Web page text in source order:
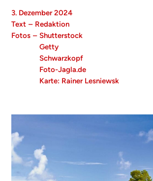
3. Dezember 2024
Text – Redaktion
Fotos – Shutterstock
Getty
Schwarzkopf
Foto-Jagla.de
Karte: Rainer Lesniewsk